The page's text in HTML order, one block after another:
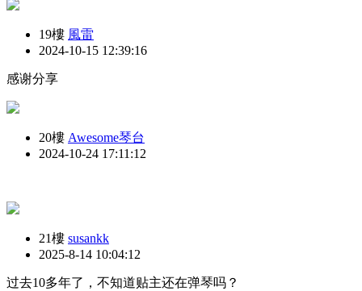
19樓 風雷
2024-10-15 12:39:16
感谢分享
20樓 Awesome琴台
2024-10-24 17:11:12
21樓 susankk
2025-8-14 10:04:12
过去10多年了，不知道贴主还在弹琴吗？